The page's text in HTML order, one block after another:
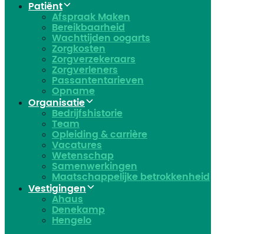
Patiënt
Afspraak Maken
Bereikbaarheid
Wachttijden oogarts
Zorgkosten
Zorgverzekeraars
Zorgverleners
Passantentarieven
Opname
Organisatie
Bedrijfshistorie
Team
Opleiding & carrière
Vacatures
Wetenschap
Samenwerkingen
Maatschappelijke betrokkenheid
Vestigingen
Ahaus
Denekamp
Hengelo